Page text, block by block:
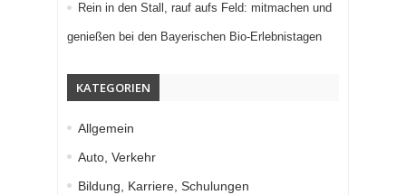
Rein in den Stall, rauf aufs Feld: mitmachen und
genießen bei den Bayerischen Bio-Erlebnistagen
KATEGORIEN
Allgemein
Auto, Verkehr
Bildung, Karriere, Schulungen